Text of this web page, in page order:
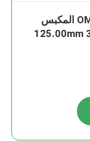
OM401LA OM402LA المكبس
والخواتم لبنز 125.00mm 3+3+4